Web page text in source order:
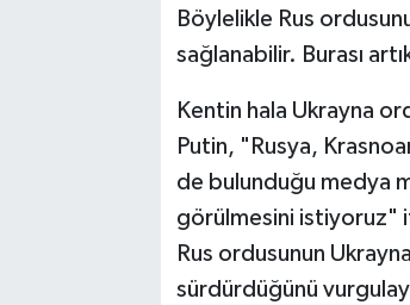
Böylelikle Rus
sağlanabilir. Burası
Kentin hala Ukrayna
Putin, "Rusya,
de bulunduğu medya
görülmesini istiyoruz"
Rus ordusunun
sürdürdüğünü